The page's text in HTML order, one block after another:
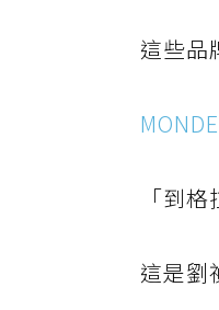
這些品
「到
這是劉